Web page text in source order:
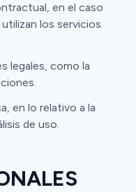
en el caso
los servicios
legales, como la
en lo relativo a la
de uso.